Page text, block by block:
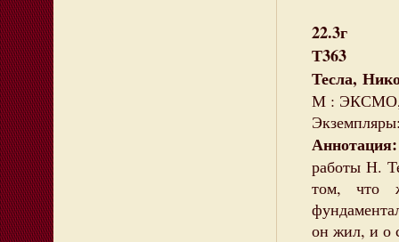
22.3г
Т363
Тесла,
М : ЭКСМО,
Аннотация:
работы Н.
том, что
он жил, и о